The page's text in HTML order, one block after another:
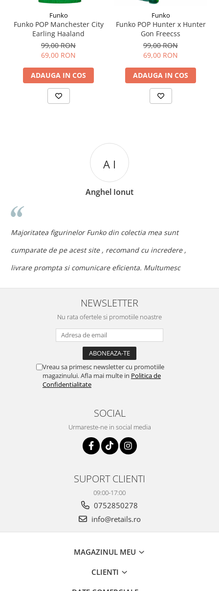
Funko
Funko POP Manchester City
Earling Haaland
99,00 RON
69,00 RON
ADAUGA IN COS
Funko
Funko POP Hunter x Hunter
Gon Freecss
99,00 RON
69,00 RON
ADAUGA IN COS
A I
Anghel Ionut
Majoritatea figurinelor Funko din colectia mea sunt
cumparate de pe acest site , recomand cu incredere ,
livrare prompta si comunicare eficienta. Multumesc
NEWSLETTER
Nu rata ofertele si promotiile noastre
Vreau sa primesc newsletter cu promotiile
magazinului. Afla mai multe in Politica de
Confidentialitate
SOCIAL
Urmareste-ne in social media
SUPORT CLIENTI
09:00-17:00
0752850278
info@retails.ro
MAGAZINUL MEU
CLIENTI